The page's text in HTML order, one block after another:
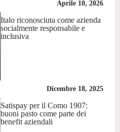
Aprile 10, 2026
Italo riconosciuta come azienda
socialmente responsabile e
inclusiva
Dicembre 18, 2025
Satispay per il Como 1907:
buoni pasto come parte dei
benefit aziendali